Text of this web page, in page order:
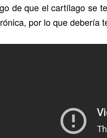
de que el cartílago se
por lo que debería